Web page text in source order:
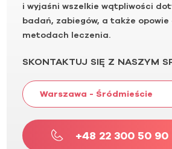
i wyjaśni wszelkie wątpliwości
badań, zabiegów, a także opowie
metodach leczenia.
SKONTAKTUJ SIĘ Z NASZYM
Warszawa - Śródmieście
+48 22 300 50 90